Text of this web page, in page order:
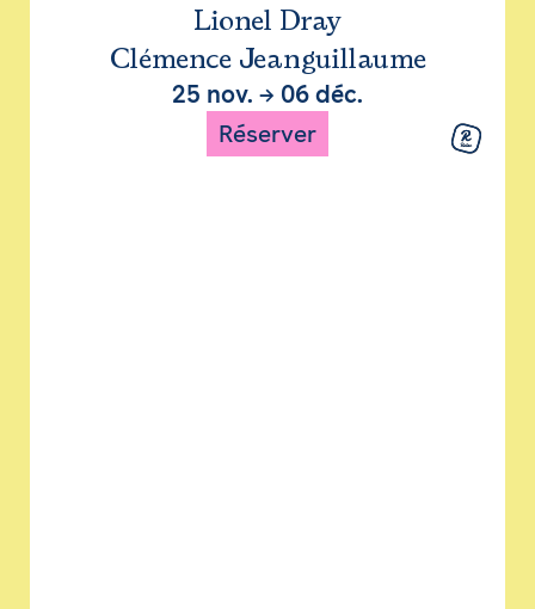
Lionel Dray
Clémence Jeanguillaume
25 nov. → 06 déc.
Réserver